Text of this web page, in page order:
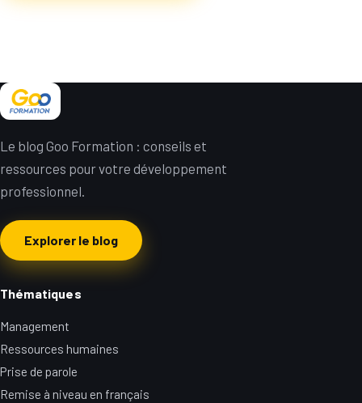
Le blog Goo Formation : conseils et
ressources pour votre développement
professionnel.
Explorer le blog
Thématiques
Management
Ressources humaines
Prise de parole
Remise à niveau en français